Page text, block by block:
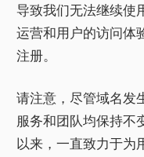
导致我们无法继续使
运营和用户的访问体
注册。
请注意，尽管域名发
服务和团队均保持不
以来，一直致力于为